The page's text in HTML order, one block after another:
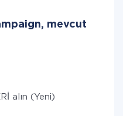
mevcut
alın (Yeni)